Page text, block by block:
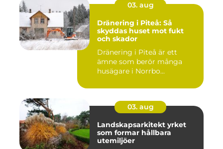
03. aug
Dränering i Piteå: Så
skyddas huset mot fukt
och skador
Dränering i Piteå är ett
ämne som berör många
husägare i Norrbo...
03. aug
Landskapsarkitekt yrket
som formar hållbara
utemiljöer